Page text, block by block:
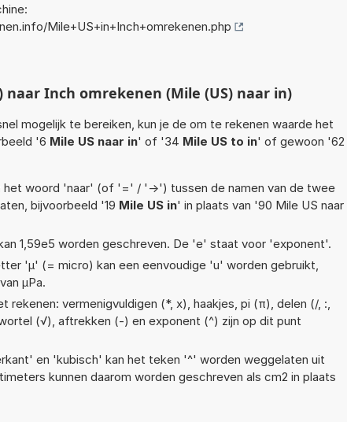
Mile+US+in+Inch+omrekenen.php
naar Inch omrekenen (Mile (US) naar in)
mogelijk te bereiken, kun je de om te rekenen waarde het
'6 Mile US naar in' of '34 Mile US to in' of gewoon '62
het woord 'naar' (of '=' / '->') tussen de namen van de twee
bijvoorbeeld '19 Mile US in' in plaats van '90 Mile US naar
1,59e5 worden geschreven. De 'e' staat voor 'exponent'.
'µ' (= micro) kan een eenvoudige 'u' worden gebruikt,
µPa.
rekenen: vermenigvuldigen (*, x), haakjes, pi (π), delen (/, :,
(√), aftrekken (-) en exponent (^) zijn op dit punt
en 'kubisch' kan het teken '^' worden weggelaten uit
kunnen daarom worden geschreven als cm2 in plaats